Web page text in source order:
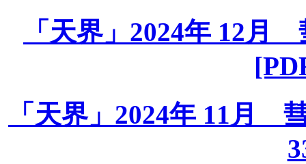
「天界」2024年 12月
「天界」2024年 11月